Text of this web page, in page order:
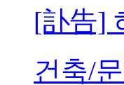
[訃告]
건축/